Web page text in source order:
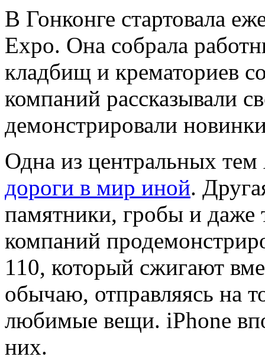
В Гонконге стартовала
Expo. Она собрала
кладбищ и крематориев
компаний рассказывали
демонстрировали
Одна из центральных
дороги в мир иной.
памятники, гробы и
компаний
110, который сжигают
обычаю, отправляясь на
любимые вещи. iPhone
них.